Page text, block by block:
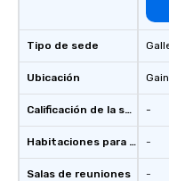
Tipo de sede
Ubicación
Calificación de la sede
Habitaciones para huéspedes
Salas de reuniones
-
-
-